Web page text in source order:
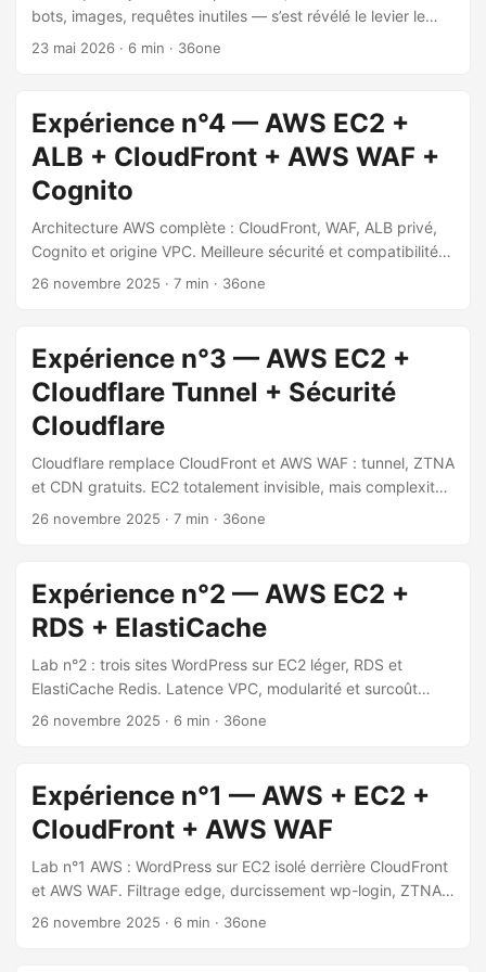
bots, images, requêtes inutiles — s’est révélé le levier le
plus efficace sur WordPress AWS.
23 mai 2026 · 6 min · 36one
Expérience n°4 — AWS EC2 +
ALB + CloudFront + AWS WAF +
Cognito
Architecture AWS complète : CloudFront, WAF, ALB privé,
Cognito et origine VPC. Meilleure sécurité et compatibilité
WordPress testées, pour ~50–60 USD/mois.
26 novembre 2025 · 7 min · 36one
Expérience n°3 — AWS EC2 +
Cloudflare Tunnel + Sécurité
Cloudflare
Cloudflare remplace CloudFront et AWS WAF : tunnel, ZTNA
et CDN gratuits. EC2 totalement invisible, mais complexité
opérationnelle et dépendance à Cloudflare.
26 novembre 2025 · 7 min · 36one
Expérience n°2 — AWS EC2 +
RDS + ElastiCache
Lab n°2 : trois sites WordPress sur EC2 léger, RDS et
ElastiCache Redis. Latence VPC, modularité et surcoût
~60–100 CHF/mois — bilan vs tout-en-un.
26 novembre 2025 · 6 min · 36one
Expérience n°1 — AWS + EC2 +
CloudFront + AWS WAF
Lab n°1 AWS : WordPress sur EC2 isolé derrière CloudFront
et AWS WAF. Filtrage edge, durcissement wp-login, ZTNA
testés et coût réel ~30–50 CHF/mois.
26 novembre 2025 · 6 min · 36one